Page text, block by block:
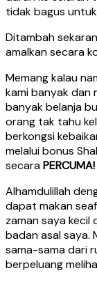
tidak bagus
Ditambah
amalkan secara
Memang kalau
kami banyak dan
banyak belanja
orang tak tahu
berkongsi
melalui bonus
secaraPERCUMA!
Alhamdulillah
dapat makan
zaman saya kecil
badan asal saya.
sama-sama dari
berpeluang